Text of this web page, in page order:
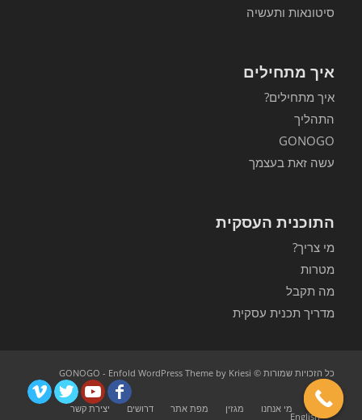
סיטונאות ותעשיה
איך מתחילים
איך מתחילים?
התהליך
GONOGO
עשה זאת בעצמך
התוכנית העסקית
מי צריך?
מטרות
מה תקבל
מדריך תכנית עסקית
כל הזכויות שמורות © GONOGO - Enfold WordPress Theme by Kriesi
ראשי מי אנחנו מגזין מפת אתר דרושים יצירת קשר
English